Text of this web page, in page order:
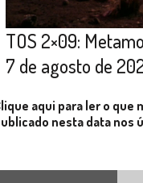
TOS 2×09:
7 de agosto de
aqui para ler o que
nesta data nos